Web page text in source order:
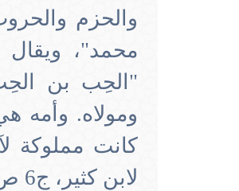
والحزم
محمد"،
"الحِب بن
ومولاه. وأمه
كانت مملوكة
لابن كثير، ج6 ص334).